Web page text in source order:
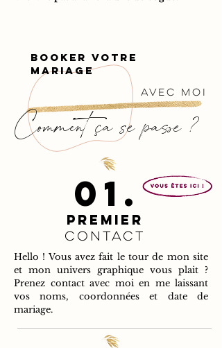
booker VOTRE
MARIAGE
avec moi
Comment ça se passe ?
01.
Premier
contact
Hello ! Vous avez fait le tour de mon site
et mon univers graphique vous plait ?
Prenez contact avec moi en me laissant
vos noms, coordonnées et date de
mariage.